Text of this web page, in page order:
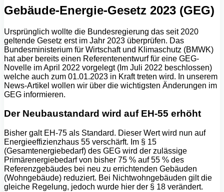
Gebäude-Energie-Gesetz 2023 (GEG)
Ursprünglich wollte die Bundesregierung das seit 2020
geltende Gesetz erst im Jahr 2023 überprüfen. Das
Bundesministerium für Wirtschaft und Klimaschutz (BMWK)
hat aber bereits einen Referentenentwurf für eine GEG-
Novelle im April 2022 vorgelegt (Im Juli 2022 beschlossen)
welche auch zum 01.01.2023 in Kraft treten wird. In unserem
News-Artikel wollen wir über die wichtigsten Änderungen im
GEG informieren.
Der Neubaustandard wird auf EH-55 erhöht
Bisher galt EH-75 als Standard. Dieser Wert wird nun auf
Energieeffizienzhaus 55 verschärft. Im § 15
(Gesamtenergiebedarf) des GEG wird der zulässige
Primärenergiebedarf von bisher 75 % auf 55 % des
Referenzgebäudes bei neu zu errichtenden Gebäuden
(Wohngebäude) reduziert. Bei Nichtwohngebäuden gilt die
gleiche Regelung, jedoch wurde hier der § 18 verändert.